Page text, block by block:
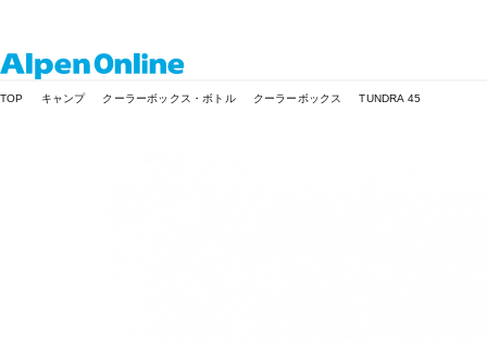
Online
TOP キャンプ クーラーボックス・ボトル クーラーボックス TUNDRA 45